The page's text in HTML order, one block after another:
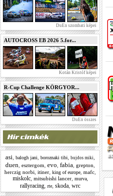
DuEn szombati képei
AUTOCROSS EB 2026 5.for...
Kotán Kristóf képei
R-Cup Challenge KÖRGYOR...
DuEn összes
asi balogh jani boroznaki tibi bujdos miki
duen esztergom evo fabia grepton
herczig norbi itiner king of europe mafc
miskolc, mitsubishi lancer, murva,
rallyracing rte skoda wrc